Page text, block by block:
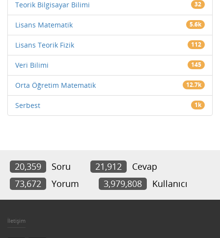
Teorik Bilgisayar Bilimi 32
Lisans Matematik 5.6k
Lisans Teorik Fizik 112
Veri Bilimi 145
Orta Öğretim Matematik 12.7k
Serbest 1k
20,359 Soru 21,912
Cevap
73,672
Yorum 3,979,808 Kullanıcı
İletişim